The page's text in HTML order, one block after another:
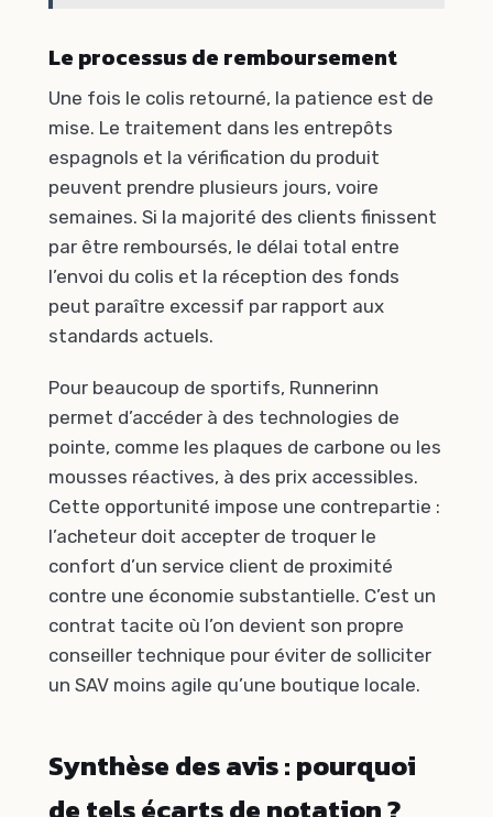
Le processus de remboursement
Une fois le colis retourné, la patience est de
mise. Le traitement dans les entrepôts
espagnols et la vérification du produit
peuvent prendre plusieurs jours, voire
semaines. Si la majorité des clients finissent
par être remboursés, le délai total entre
l’envoi du colis et la réception des fonds
peut paraître excessif par rapport aux
standards actuels.
Pour beaucoup de sportifs, Runnerinn
permet d’accéder à des technologies de
pointe, comme les plaques de carbone ou les
mousses réactives, à des prix accessibles.
Cette opportunité impose une contrepartie :
l’acheteur doit accepter de troquer le
confort d’un service client de proximité
contre une économie substantielle. C’est un
contrat tacite où l’on devient son propre
conseiller technique pour éviter de solliciter
un SAV moins agile qu’une boutique locale.
Synthèse des avis : pourquoi